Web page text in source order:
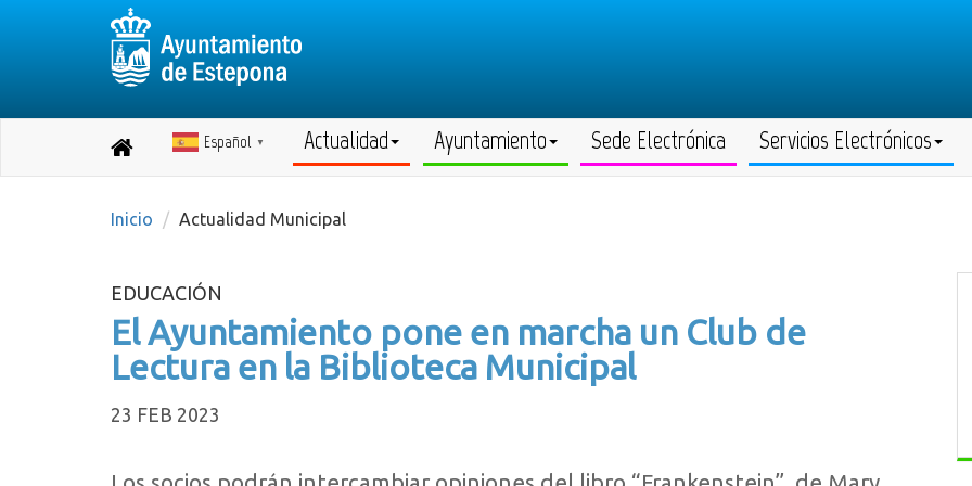
Destino:
inicio
Español ▼ Actualidad Ayuntamiento Sede Electrónica Servicios Electrónicos
Inicio Actualidad Municipal
EDUCACIÓN
El Ayuntamiento pone en marcha un Club de
Lectura en la Biblioteca Municipal
23 FEB 2023